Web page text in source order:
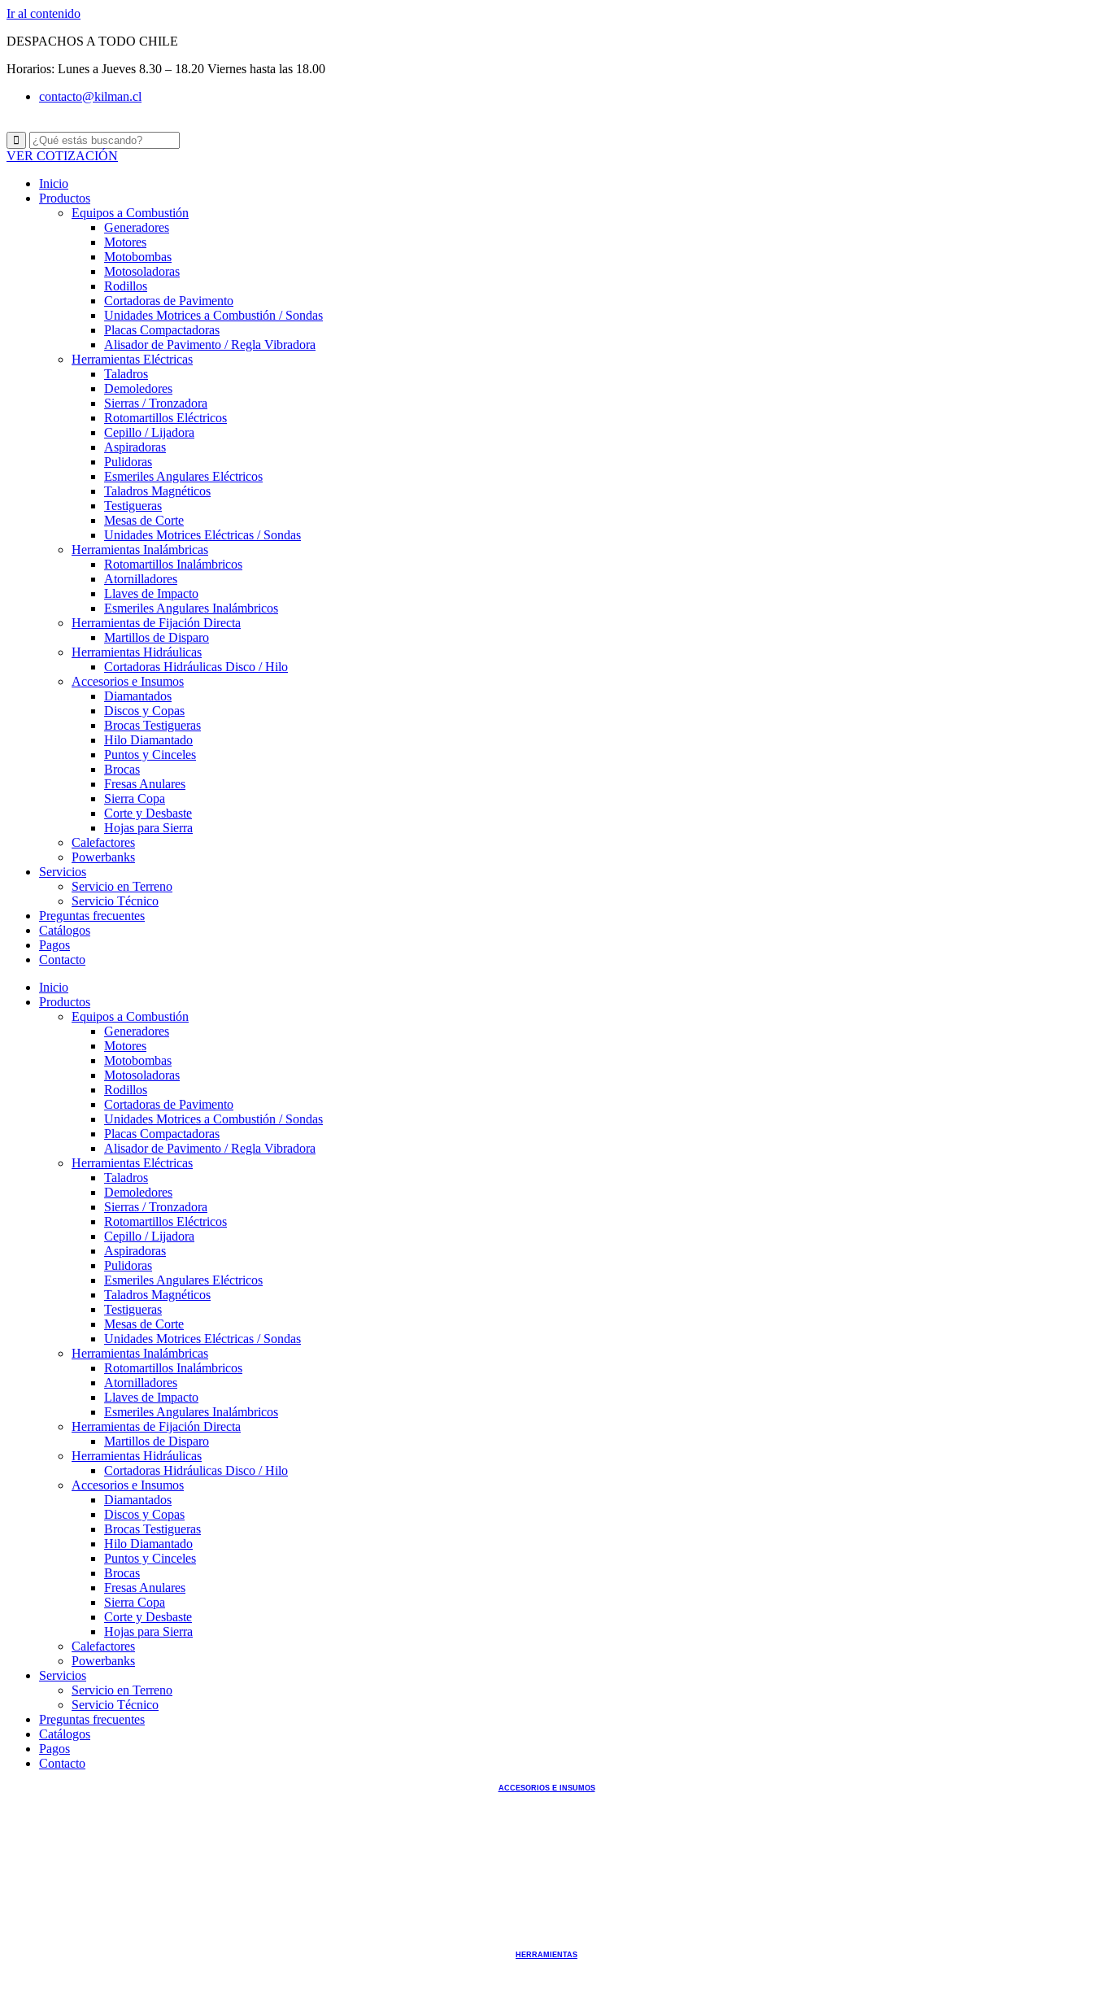
Ir al contenido
DESPACHOS A TODO CHILE
Horarios: Lunes a Jueves 8.30 – 18.20 Viernes hasta las 18.00
contacto@kilman.cl
VER COTIZACIÓN
Inicio
Productos
Equipos a Combustión
Generadores
Motores
Motobombas
Motosoladoras
Rodillos
Cortadoras de Pavimento
Unidades Motrices a Combustión / Sondas
Placas Compactadoras
Alisador de Pavimento / Regla Vibradora
Herramientas Eléctricas
Taladros
Demoledores
Sierras / Tronzadora
Rotomartillos Eléctricos
Cepillo / Lijadora
Aspiradoras
Pulidoras
Esmeriles Angulares Eléctricos
Taladros Magnéticos
Testigueras
Mesas de Corte
Unidades Motrices Eléctricas / Sondas
Herramientas Inalámbricas
Rotomartillos Inalámbricos
Atornilladores
Llaves de Impacto
Esmeriles Angulares Inalámbricos
Herramientas de Fijación Directa
Martillos de Disparo
Herramientas Hidráulicas
Cortadoras Hidráulicas Disco / Hilo
Accesorios e Insumos
Diamantados
Discos y Copas
Brocas Testigueras
Hilo Diamantado
Puntos y Cinceles
Brocas
Fresas Anulares
Sierra Copa
Corte y Desbaste
Hojas para Sierra
Calefactores
Powerbanks
Servicios
Servicio en Terreno
Servicio Técnico
Preguntas frecuentes
Catálogos
Pagos
Contacto
Inicio
Productos
Equipos a Combustión
Generadores
Motores
Motobombas
Motosoladoras
Rodillos
Cortadoras de Pavimento
Unidades Motrices a Combustión / Sondas
Placas Compactadoras
Alisador de Pavimento / Regla Vibradora
Herramientas Eléctricas
Taladros
Demoledores
Sierras / Tronzadora
Rotomartillos Eléctricos
Cepillo / Lijadora
Aspiradoras
Pulidoras
Esmeriles Angulares Eléctricos
Taladros Magnéticos
Testigueras
Mesas de Corte
Unidades Motrices Eléctricas / Sondas
Herramientas Inalámbricas
Rotomartillos Inalámbricos
Atornilladores
Llaves de Impacto
Esmeriles Angulares Inalámbricos
Herramientas de Fijación Directa
Martillos de Disparo
Herramientas Hidráulicas
Cortadoras Hidráulicas Disco / Hilo
Accesorios e Insumos
Diamantados
Discos y Copas
Brocas Testigueras
Hilo Diamantado
Puntos y Cinceles
Brocas
Fresas Anulares
Sierra Copa
Corte y Desbaste
Hojas para Sierra
Calefactores
Powerbanks
Servicios
Servicio en Terreno
Servicio Técnico
Preguntas frecuentes
Catálogos
Pagos
Contacto
ACCESORIOS E INSUMOS
HERRAMIENTAS